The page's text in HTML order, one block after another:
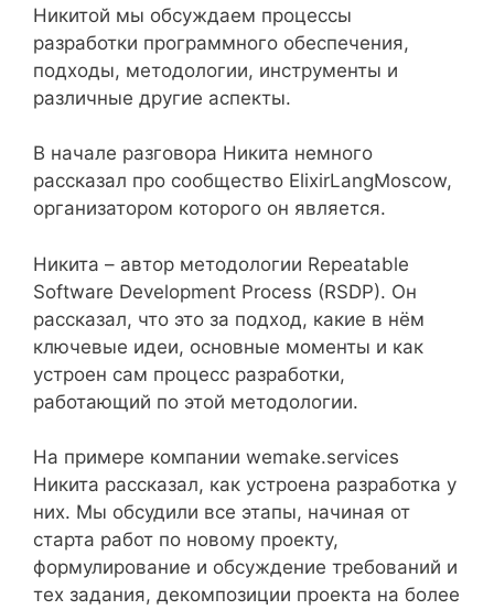
Никитой мы обсуждаем процессы
разработки программного обеспечения,
подходы, методологии, инструменты и
различные другие аспекты.
В начале разговора Никита немного
рассказал про сообщество ElixirLangMoscow,
организатором которого он является.
Никита – автор методологии Repeatable
Software Development Process (RSDP). Он
рассказал, что это за подход, какие в нём
ключевые идеи, основные моменты и как
устроен сам процесс разработки,
работающий по этой методологии.
На примере компании wemake.services
Никита рассказал, как устроена разработка у
них. Мы обсудили все этапы, начиная от
старта работ по новому проекту,
формулирование и обсуждение требований и
тех задания, декомпозиции проекта на более